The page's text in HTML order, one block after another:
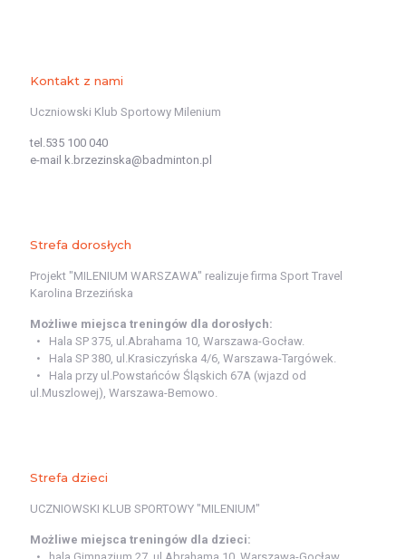
Kontakt z nami
Uczniowski Klub Sportowy Milenium
tel.535 100 040
e-mail k.brzezinska@badminton.pl
Strefa dorosłych
Projekt "MILENIUM WARSZAWA" realizuje firma Sport Travel
Karolina Brzezińska
Możliwe miejsca treningów dla dorosłych:
Hala SP 375, ul.Abrahama 10, Warszawa-Gocław.
Hala SP 380, ul.Krasiczyńska 4/6, Warszawa-Targówek.
Hala przy ul.Powstańców Śląskich 67A (wjazd od
ul.Muszlowej), Warszawa-Bemowo.
Strefa dzieci
UCZNIOWSKI KLUB SPORTOWY "MILENIUM"
Możliwe miejsca treningów dla dzieci: